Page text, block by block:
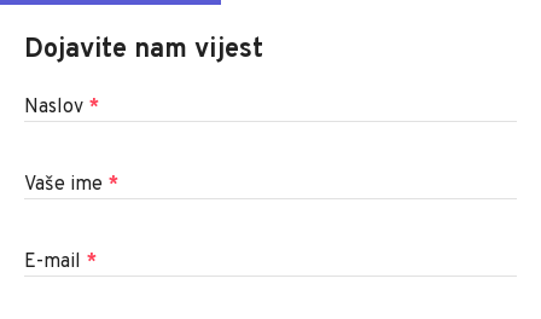
Dojavite nam vijest
Naslov *
Vaše ime *
E-mail *